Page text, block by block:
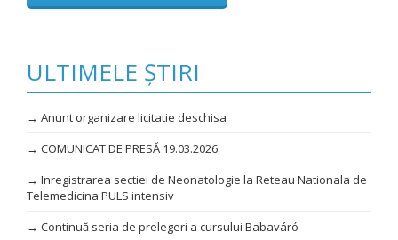
ULTIMELE ȘTIRI
→ Anunt organizare licitatie deschisa
→ COMUNICAT DE PRESĂ 19.03.2026
→ Inregistrarea sectiei de Neonatologie la Reteau Nationala de
Telemedicina PULS intensiv
→ Continuă seria de prelegeri a cursului Babaváró